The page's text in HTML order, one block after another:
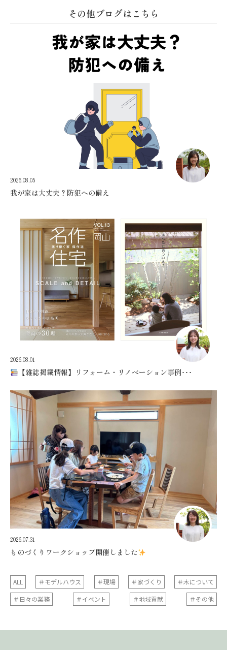
その他ブログはこちら
2026.08.05
我が家は大丈夫？防犯への備え
2026.08.01
【雑誌掲載情報】リフォーム・リノベーション事例･･･
2026.07.31
ものづくりワークショップ開催しました
ALL ＃モデルハウス ＃現場 ＃家づくり
＃木について
＃日々の業務
＃イベント ＃地域貢献 ＃その他